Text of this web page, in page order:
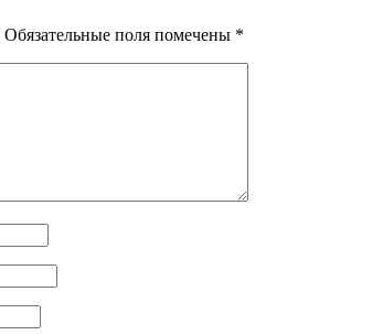
Обязательные поля помечены *